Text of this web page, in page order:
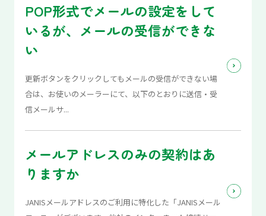
POP形式でメールの設定をして
いるが、メールの受信ができな
い
更新ボタンをクリックしてもメールの受信ができない場
合は、お使いのメーラーにて、以下のとおりに送信・受
信メールサ...
メールアドレスのみの契約はあ
りますか
JANISメールアドレスのご利用に特化した「JANISメール